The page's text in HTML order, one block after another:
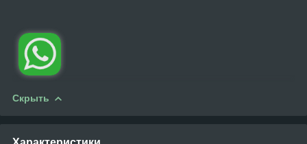
Скрыть